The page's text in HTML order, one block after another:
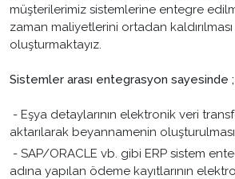
müşterilerimiz sistemlerine entegre
zaman maliyetlerini ortadan kaldırılması
oluşturmaktayız.
Sistemler arası entegrasyon sayesinde ;
- Eşya detaylarının elektronik veri
aktarılarak beyannamenin oluşturulması
- SAP/ORACLE vb. gibi ERP sistem
adına yapılan ödeme kayıtlarının